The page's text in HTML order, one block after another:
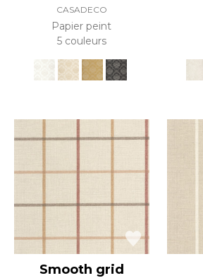
CASADECO
Papier peint
5 couleurs
Smooth grid